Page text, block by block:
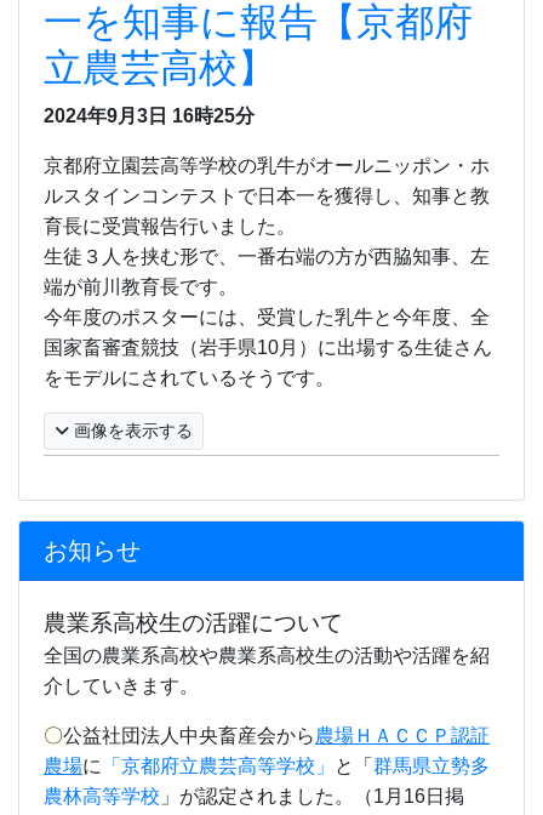
一を知事に報告【京都府
立農芸高校】
2024年9月3日 16時25分
京都府立園芸高等学校の乳牛がオールニッポン・ホ
ルスタインコンテストで日本一を獲得し、知事と教
育長に受賞報告行いました。
生徒３人を挟む形で、一番右端の方が西脇知事、左
端が前川教育長です。
今年度のポスターには、受賞した乳牛と今年度、全
国家畜審査競技（岩手県10月）に出場する生徒さん
をモデルにされているそうです。
画像を表示する
お知らせ
農業系高校生の活躍について
全国の農業系高校や農業系高校生の活動や活躍を紹
介していきます。
〇公益社団法人中央畜産会から農場ＨＡＣＣＰ認証
農場に 「京都府立農芸高等学校」 と「 群馬県立勢多
農林高等学校 」が認定されました。（1月16日掲